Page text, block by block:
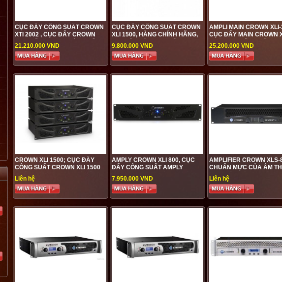
CỤC ĐẨY CÔNG SUẤT CROWN
XTI 2002 , CỤC ĐẨY CROWN
CAO CẤP ĐƯỢC PHÂN PHỐI
GIÁ TỐT NHẤT TẠI VIỆT HƯNG
AUDIO
21.210.000 VND
CỤC ĐẨY CÔNG SUẤT CROWN
XLI 1500, HÀNG CHÍNH HÃNG,
CHUYÊN DÙNG CHO ÂM
THANH SÂN KHẤU, SỰ KIỆN,
BAR, KARAOKE,...CHẤT
LƯỢNG CAO, GIÁ TỐT NHẤT
9.800.000 VND
AMPLI MAIN CROWN
CỤC ĐẨY MAIN CROWN
3500 CAO CẤP, CHẤT
HOÀN MỸ, GIÁ TỐT NHẤT
CÓ TẠII AUDIO VIỆT HƯNG
25.200.000 VND
CROWN XLI 1500; CỤC ĐẨY
CÔNG SUẤT CROWN XLI 1500
CHẤT LƯỢNG CAO, GIÁ TỐT
NHẤT
Liên hệ
AMPLY CROWN XLI 800, CỤC
ĐẨY CÔNG SUẤT AMPLY
CROWN XLI 800 HÀNG CHÍNH
HÃNG CHẤT LƯỢNG CAO, GIÁ
ƯU ĐÃI
7.950.000 VND
AMPLIFIER CROWN XLS-
CHUẨN MỰC CỦA ÂM
CỤC ĐẨY CÔNG SUẤT
AMPLIFIER CROWN XLS-
CHẤT LƯỢNG CAO, GIÁ
TỐT
Liên hệ